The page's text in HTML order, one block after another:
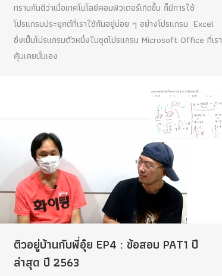
ทราบกันดีว่าเมื่อเทคโนโลยีคอมพิวเตอร์เกิดขึ้น ก็มีการใช้
โปรแกรมประยุกต์ที่เราใช้กันอยู่บ่อย ๆ อย่างโปรแกรม Excel
ซึ่งเป็นโปรแกรมตัวหนึ่งในชุดโปรแกรม Microsoft Office ที่เรา
คุ้นเคยนั่นเอง
ติวอยู่บ้านกับพี่อุ๋ย EP4 : ข้อสอบ PAT1 ปี
ล่าสุด ปี 2563